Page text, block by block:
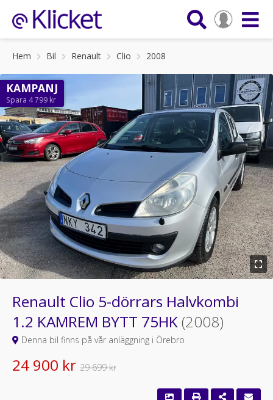
Hem Bil Renault Clio 2008
KAMPANJ
Spara 4 799 kr
Renault Clio 5-dörrars Halvkombi
1.2 KAMREM BYTT 75HK(2008)
Denna bil finns på vår anläggning i Örebro
24 900 kr 29 699 kr